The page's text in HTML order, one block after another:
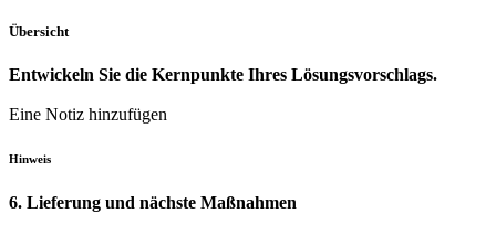
Übersicht
Entwickeln Sie die Kernpunkte Ihres Lösungsvorschlags.
Eine Notiz hinzufügen
Hinweis
6. Lieferung und nächste Maßnahmen